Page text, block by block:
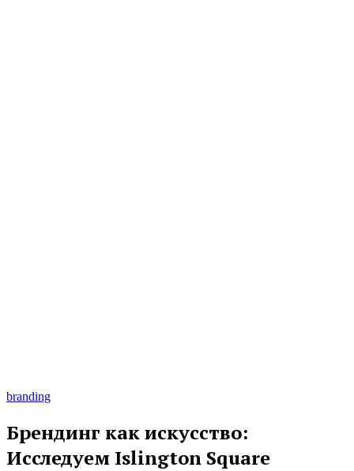
branding
Брендинг как искусство:
Исследуем Islington Square